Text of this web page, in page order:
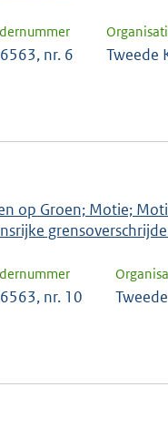
nr. 6 Tweede
op Groen; Motie;
nr. 10